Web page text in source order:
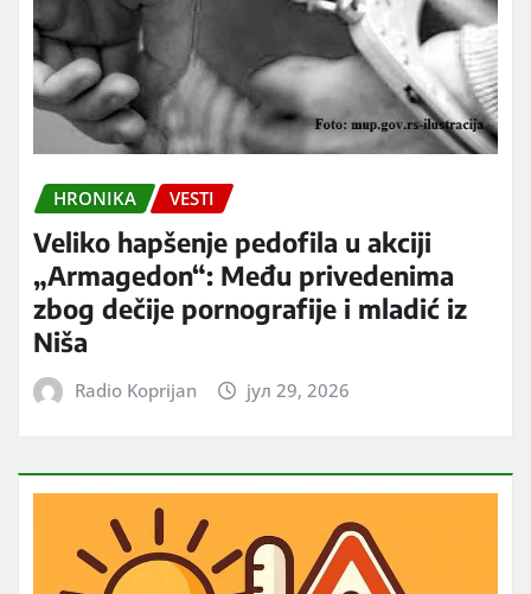
HRONIKA VESTI
Veliko hapšenje pedofila u akciji
„Armagedon“: Među privedenima
zbog dečije pornografije i mladić iz
Niša
Radio Koprijan јул 29, 2026